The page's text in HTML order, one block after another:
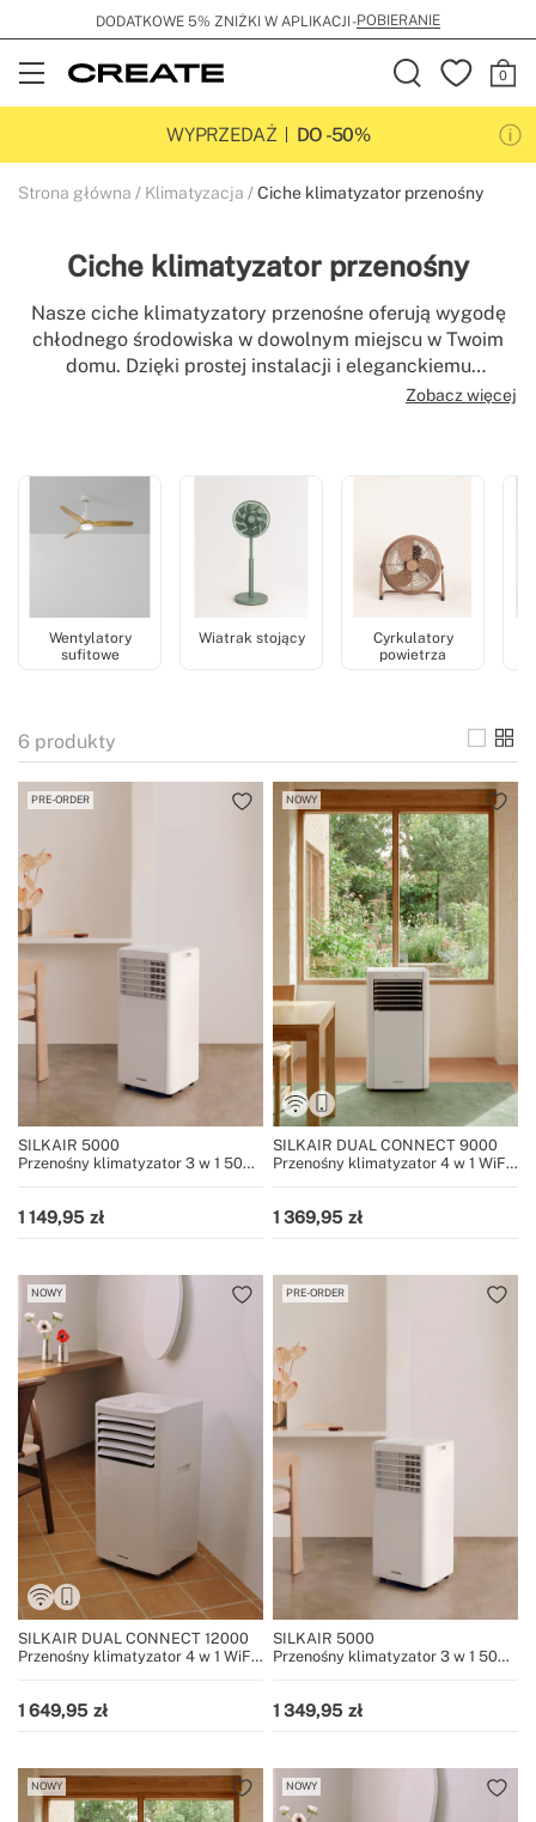
DODATKOWE 5% ZNIŻKI W APLIKACJI -POBIERANIE
Open
Menu
WYPRZEDAŻ
DO -50%
Strona główna Klimatyzacja Ciche klimatyzator przenośny
Ciche klimatyzator przenośny
Nasze ciche klimatyzatory przenośne oferują wygodę
chłodnego środowiska w dowolnym miejscu w Twoim
domu. Dzięki prostej instalacji i eleganckiemu
designowi, te urządzenia doskonale integrują się z
gamę klimatyzatorów przenośnych o różnych
pojemnościach i wybierz ten, który najlepiej odpowiada
Twoim potrzebom, zapewniając optymalny komfort i
doskonałą wydajność energetyczną.
Zobacz więcej
Wentylatory
sufitowe
Wiatrak stojący
Cyrkulatory
powietrza
6 produkty
PRE-ORDER
SILKAIR 5000
Przenośny klimatyzator 3 w 1 5000
1 149,95
NOWY
SILKAIR DUAL CONNECT 9000
Przenośny klimatyzator 4 w 1 WiFi
1 369,95
NOWY
SILKAIR DUAL CONNECT 12000
Przenośny klimatyzator 4 w 1 WiFi
1 649,95
PRE-ORDER
SILKAIR 5000
Przenośny klimatyzator 3 w 1 5000
1 349,95
NOWY NOWY